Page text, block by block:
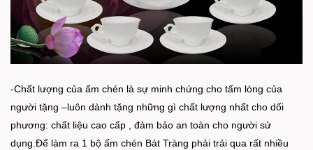
-Chất lượng của ấm chén là sự minh chứng cho tấm lòng của
người tặng –luôn dành tặng những gì chất lượng nhất cho dối
phương: chất liệu cao cấp , đảm bảo an toàn cho người sử
dụng.Để làm ra 1 bộ ấm chén Bát Tràng phải trải qua rất nhiều